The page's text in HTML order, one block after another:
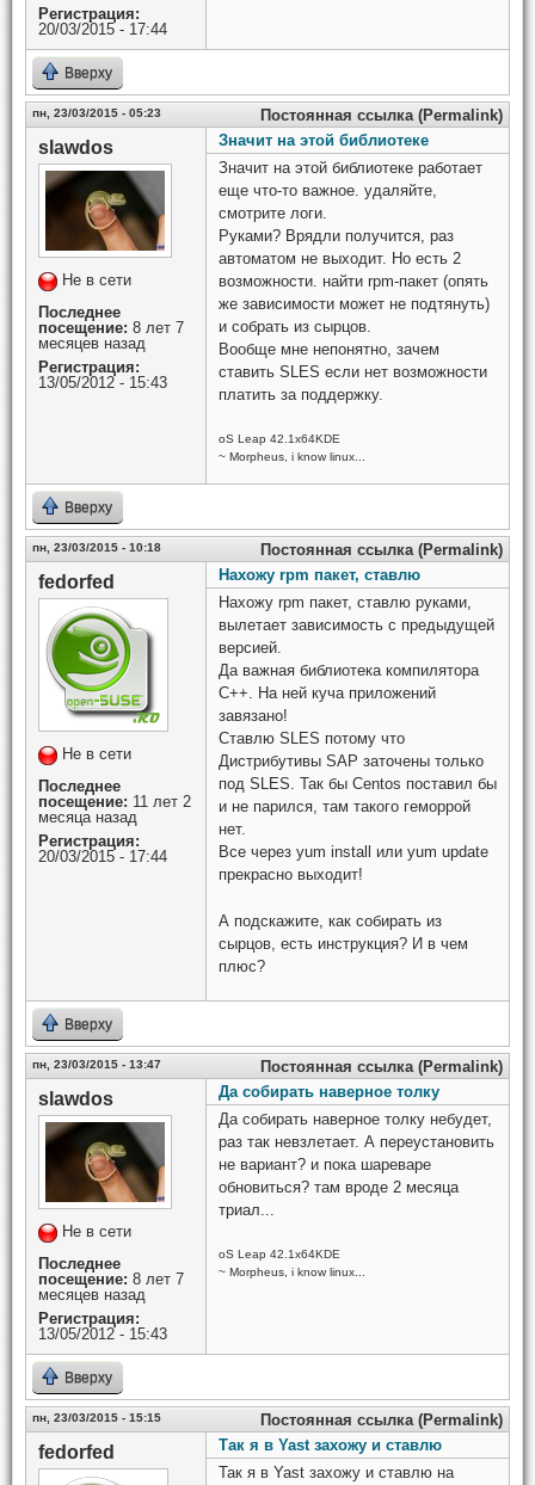
Регистрация:
20/03/2015 - 17:44
Вверху
пн, 23/03/2015 - 05:23 Постоянная ссылка (Permalink)
slawdos
Не в сети
Последнее
посещение: 8 лет 7
месяцев назад
Регистрация:
13/05/2012 - 15:43
Значит на этой библиотеке
Значит на этой библиотеке работает
еще что-то важное. удаляйте,
смотрите логи.
Руками? Врядли получится, раз
автоматом не выходит. Но есть 2
возможности. найти rpm-пакет (опять
же зависимости может не подтянуть)
и собрать из сырцов.
Вообще мне непонятно, зачем
ставить SLES если нет возможности
платить за поддержку.
oS Leap 42.1x64KDE
~ Morpheus, i know linux...
Вверху
пн, 23/03/2015 - 10:18 Постоянная ссылка (Permalink)
fedorfed
Не в сети
Последнее
посещение: 11 лет 2
месяца назад
Регистрация:
20/03/2015 - 17:44
Нахожу rpm пакет, ставлю
Нахожу rpm пакет, ставлю руками,
вылетает зависимость с предыдущей
версией.
Да важная библиотека компилятора
C++. На ней куча приложений
завязано!
Ставлю SLES потому что
Дистрибутивы SAP заточены только
под SLES. Так бы Centos поставил бы
и не парился, там такого геморрой
нет.
Все через yum install или yum update
прекрасно выходит!
А подскажите, как собирать из
сырцов, есть инструкция? И в чем
плюс?
Вверху
пн, 23/03/2015 - 13:47 Постоянная ссылка (Permalink)
slawdos
Не в сети
Последнее
посещение: 8 лет 7
месяцев назад
Регистрация:
13/05/2012 - 15:43
Да собирать наверное толку
Да собирать наверное толку небудет,
раз так невзлетает. А переустановить
не вариант? и пока шареваре
обновиться? там вроде 2 месяца
триал...
oS Leap 42.1x64KDE
~ Morpheus, i know linux...
Вверху
пн, 23/03/2015 - 15:15 Постоянная ссылка (Permalink)
fedorfed
Так я в Yast захожу и ставлю
Так я в Yast захожу и ставлю на